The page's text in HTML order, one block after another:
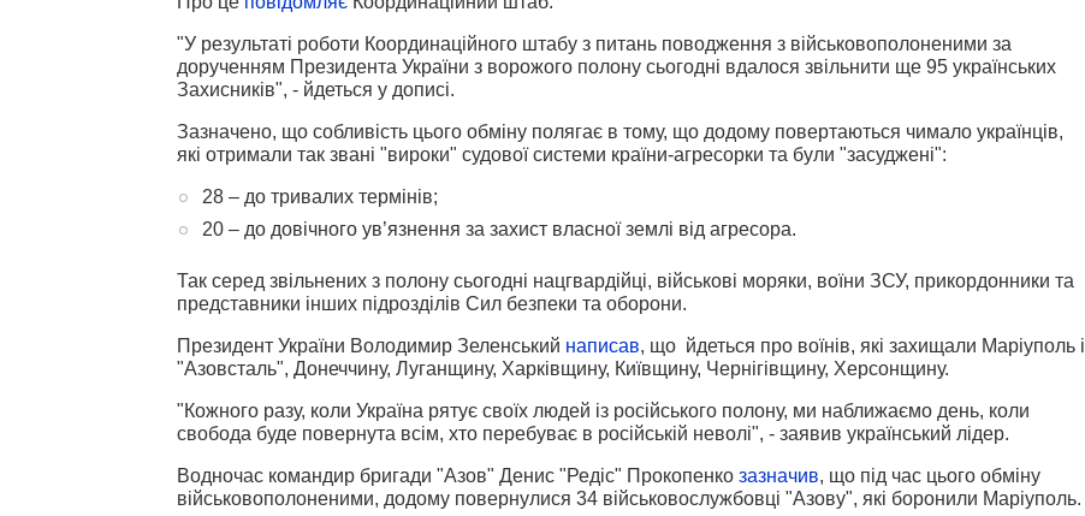
"У результаті роботи Координаційного штабу з питань поводження з військовополоненими за
дорученням Президента України з ворожого полону сьогодні вдалося звільнити ще 95 українських
Захисників", - йдеться у дописі.
Зазначено, що собливість цього обміну полягає в тому, що додому повертаються чимало українців,
які отримали так звані "вироки" судової системи країни-агресорки та були "засуджені":
28 – до тривалих термінів;
20 – до довічного ув’язнення за захист власної землі від агресора.
Так серед звільнених з полону сьогодні нацгвардійці, військові моряки, воїни ЗСУ, прикордонники та
представники інших підрозділів Сил безпеки та оборони.
Президент України Володимир Зеленський написав, що йдеться про воїнів, які захищали Маріуполь і
"Азовсталь", Донеччину, Луганщину, Харківщину, Київщину, Чернігівщину, Херсонщину.
"Кожного разу, коли Україна рятує своїх людей із російського полону, ми наближаємо день, коли
свобода буде повернута всім, хто перебуває в російській неволі", - заявив український лідер.
Водночас командир бригади "Азов" Денис "Редіс" Прокопенко зазначив, що під час цього обміну
військовополоненими, додому повернулися 34 військовослужбовці "Азову", які боронили Маріуполь.